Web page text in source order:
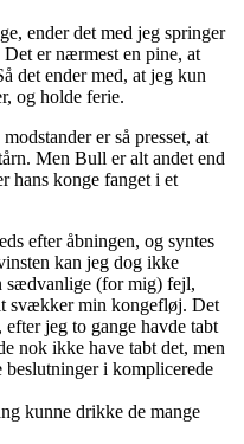
ender det med jeg springer
er nærmest en pine, at
det ender med, at jeg kun
og holde ferie.
er så presset, at
Men Bull er alt andet end
hans konge fanget i et
efter åbningen, og syntes
kan jeg dog ikke
sædvanlige (for mig) fejl,
svækker min kongefløj. Det
jeg to gange havde tabt
nok ikke have tabt det, men
i komplicerede
kunne drikke de mange